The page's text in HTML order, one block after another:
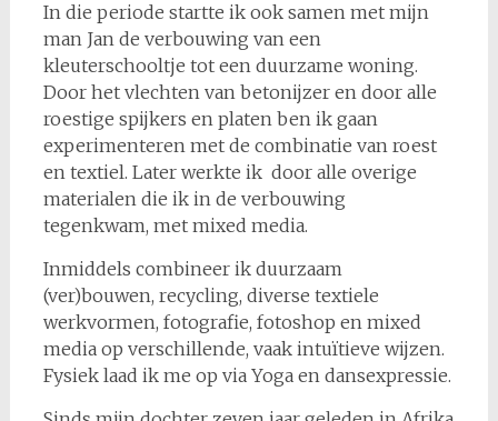
In die periode startte ik ook samen met mijn
man Jan de verbouwing van een
kleuterschooltje tot een duurzame woning.
Door het vlechten van betonijzer en door alle
roestige spijkers en platen ben ik gaan
experimenteren met de combinatie van roest
en textiel. Later werkte ik door alle overige
materialen die ik in de verbouwing
tegenkwam, met mixed media.
Inmiddels combineer ik duurzaam
(ver)bouwen, recycling, diverse textiele
werkvormen, fotografie, fotoshop en mixed
media op verschillende, vaak intuïtieve wijzen.
Fysiek laad ik me op via Yoga en dansexpressie.